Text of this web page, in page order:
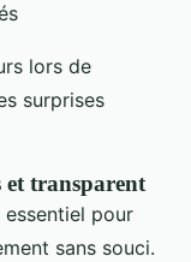
lors de
surprises
et transparent
pour
sans souci.